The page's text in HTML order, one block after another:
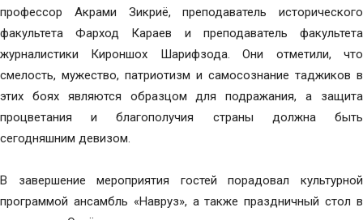
профессор Акрами Зикриё, преподаватель исторического
факультета Фарход Караев и преподаватель факультета
журналистики Кироншох Шарифзода. Они отметили, что
смелость, мужество, патриотизм и самосознание таджиков в
этих боях являются образцом для подражания, а защита
процветания и благополучия страны должна быть
сегодняшним девизом.
В завершение мероприятия гостей порадовал культурной
программой ансамбль «Навруз», а также праздничный стол в